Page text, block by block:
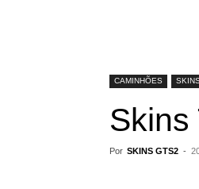
CAMINHÕES
Skins
Por SKINS GTS2 -